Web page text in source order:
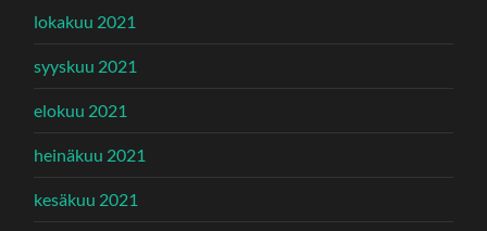
lokakuu 2021
syyskuu 2021
elokuu 2021
heinäkuu 2021
kesäkuu 2021